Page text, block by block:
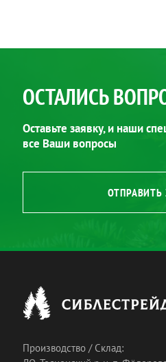
ОСТАЛИСЬ
Оставьте заявку, и наши
все Ваши вопросы
ОТПРАВИТЬ
Производство / Склад: